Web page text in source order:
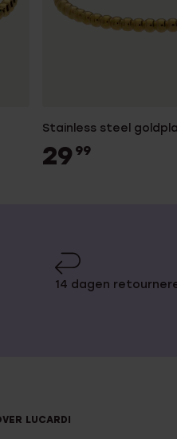
Stainless steel
29 99
14 dagen
LUCARDI